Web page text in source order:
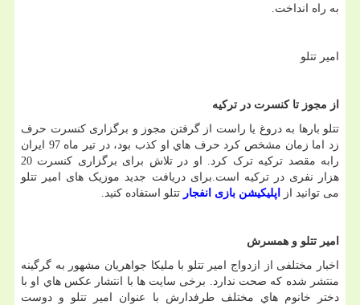
به راه انداخت.
امیر تتلو
از مجوز تا کنسرت در ترکیه
تتلو بارها به دروغ یا راست از گرفتن مجوز و برگزاری کنسرت حرف
زد اما زمان مشخص کرد حرف هاي او کذب بود، در تیر ماه 97 ایران
رابه مقصد ترکیه ترک کرد. او در تلاش برای برگزاری کنسرت 20
هزار نفری در ترکیه است.برای دریافت جدید موزیک های امیر تتلو
می توانید از
اپلیکیشن بازی انفجار تتلو استفاده کنید.
امیر تتلو و همسرش
اخبار مختلفی از ازدواج امیر تتلو با ملیکا جواهریان مشهور به گرگینه
منتشر شده که صحت ندارد. برخی سایت ها با انتشار عکس هاي او با
دختر خانوم هاي مختلف طرفدارش با عنوان امیر تتلو و دوست